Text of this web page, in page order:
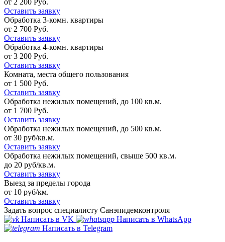
Оставить заявку
Обработка 3-комн. квартиры
от 2 700 Руб.
Оставить заявку
Обработка 4-комн. квартиры
от 3 200 Руб.
Оставить заявку
Комната, места общего пользования
от 1 500 Руб.
Оставить заявку
Обработка нежилых помещений, до 100 кв.м.
от 1 700 Руб.
Оставить заявку
Обработка нежилых помещений, до 500 кв.м.
от 30 руб/кв.м.
Оставить заявку
Обработка нежилых помещений, свыше 500 кв.м.
до 20 руб/кв.м.
Оставить заявку
Выезд за пределы города
от 10 руб/км.
Оставить заявку
Задать вопрос специалисту Санэпидемконтроля
Написать в VK
Написать в WhatsApp
Написать в Telegram